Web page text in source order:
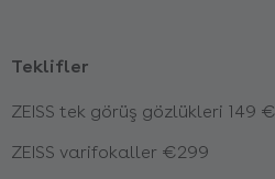
Teklifler
ZEISS tek görüş gözlükleri 149 €
ZEISS varifokaller €299